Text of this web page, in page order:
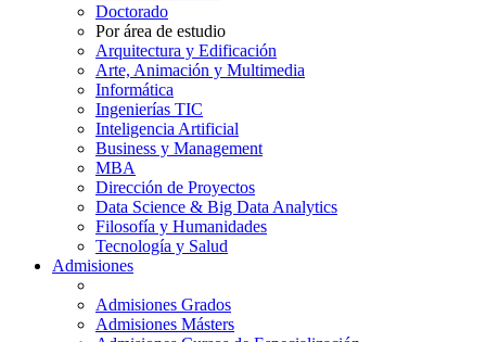
Doctorado
Por área de estudio
Arquitectura y Edificación
Arte, Animación y Multimedia
Informática
Ingenierías TIC
Inteligencia Artificial
Business y Management
MBA
Dirección de Proyectos
Data Science & Big Data Analytics
Filosofía y Humanidades
Tecnología y Salud
Admisiones
Admisiones Grados
Admisiones Másters